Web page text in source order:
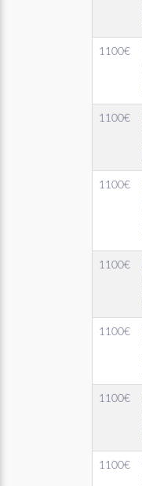
1100€
1100€
1100€
1100€
1100€
1100€
1100€